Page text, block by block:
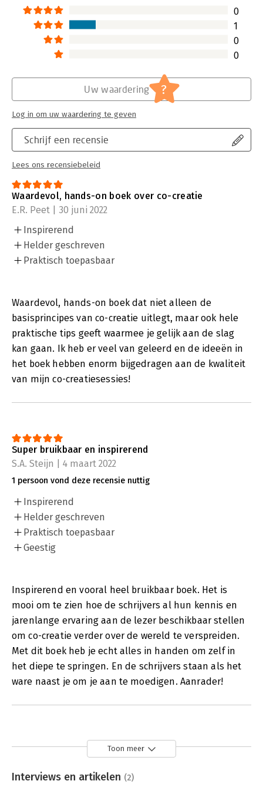
0
1
0
0
Schrijf een recensie
Lees ons recensiebeleid
Uw waardering ?
Log in om uw waardering te geven
Waardevol, hands-on boek over co-creatie
E.R. Peet | 30 juni 2022
Inspirerend
Helder geschreven
Praktisch toepasbaar
Waardevol, hands-on boek dat niet alleen de
basisprincipes van co-creatie uitlegt, maar ook hele
praktische tips geeft waarmee je gelijk aan de slag
kan gaan. Ik heb er veel van geleerd en de ideeën in
het boek hebben enorm bijgedragen aan de kwaliteit
van mijn co-creatiesessies!
Super bruikbaar en inspirerend
S.A. Steijn | 4 maart 2022
1 persoon vond deze recensie nuttig
Inspirerend
Helder geschreven
Praktisch toepasbaar
Geestig
Inspirerend en vooral heel bruikbaar boek. Het is
mooi om te zien hoe de schrijvers al hun kennis en
jarenlange ervaring aan de lezer beschikbaar stellen
om co-creatie verder over de wereld te verspreiden.
Met dit boek heb je echt alles in handen om zelf in
het diepe te springen. En de schrijvers staan als het
ware naast je om je aan te moedigen. Aanrader!
Toon meer
Interviews en artikelen (2)